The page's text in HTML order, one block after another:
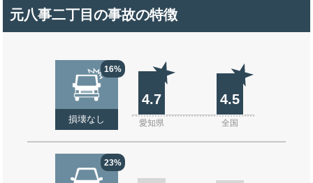
元八事二丁目の事故の特徴
16%
損壊なし
4.7 4.5
愛知県 全国
23%